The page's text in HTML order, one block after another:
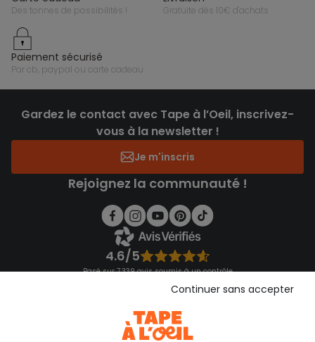
des tonnes de possibilités ! gratuite dès 10€ d'achats
paiement sécurisé
par cb, paypal ou carte cadeau
Gardez le contact avec Tape à l’Oeil, inscrivez-
vous à la newsletter !
Je m'inscris
Rejoignez la communauté !
4.6/5
Basé sur 7 339 avis soumis à un contrôle
Consulter les CGUContinuer sans accepter